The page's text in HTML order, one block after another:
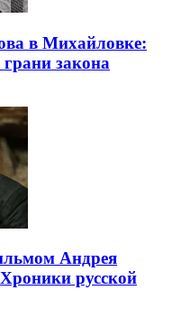
в Михайловке:
закона
Андрея
русской